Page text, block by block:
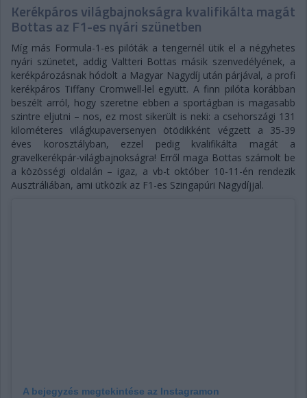
Kerékpáros világbajnokságra kvalifikálta magát
Bottas az F1-es nyári szünetben
Míg más Formula-1-es pilóták a tengernél ütik el a négyhetes
nyári szünetet, addig Valtteri Bottas másik szenvedélyének, a
kerékpározásnak hódolt a Magyar Nagydíj után párjával, a profi
kerékpáros Tiffany Cromwell-lel együtt. A finn pilóta korábban
beszélt arról, hogy szeretne ebben a sportágban is magasabb
szintre eljutni – nos, ez most sikerült is neki: a csehországi 131
kilométeres világkupaversenyen ötödikként végzett a 35-39
éves korosztályban, ezzel pedig kvalifikálta magát a
gravelkerékpár-világbajnokságra! Erről maga Bottas számolt be
a közösségi oldalán – igaz, a vb-t október 10-11-én rendezik
Ausztráliában, ami ütközik az F1-es Szingapúri Nagydíjjal.
A bejegyzés megtekintése az Instagramon